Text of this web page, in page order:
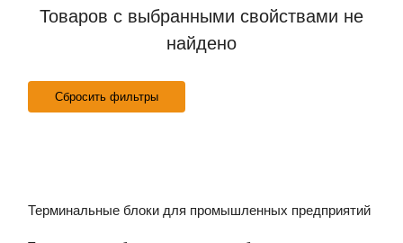
Товаров с выбранными свойствами не
найдено
Сбросить фильтры
Терминальные блоки для промышленных предприятий